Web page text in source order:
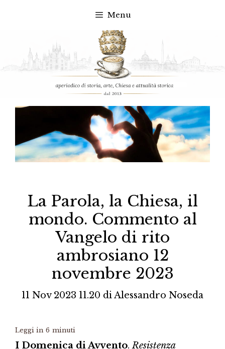
contenuto
Menu
La Parola, la Chiesa, il
mondo. Commento al
Vangelo di rito
ambrosiano 12
novembre 2023
11 Nov 2023 11.20 diAlessandro Noseda
Leggi in 6 minuti
I Domenica di Avvento.Resistenza